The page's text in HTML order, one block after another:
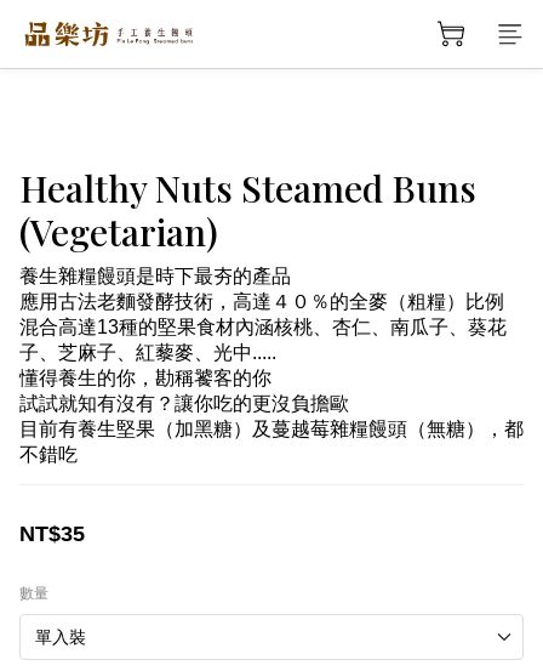
Healthy Nuts Steamed Buns
(Vegetarian)
養生雜糧饅頭是時下最夯的產品
應用古法老麵發酵技術，高達４０％的全麥（粗糧）比例
混合高達13種的堅果食材內涵核桃、杏仁、南瓜子、葵花
子、芝麻子、紅藜麥、光中.....
懂得養生的你，勘稱饕客的你
試試就知有沒有？讓你吃的更沒負擔歐
目前有養生堅果（加黑糖）及蔓越莓雜糧饅頭（無糖），都
不錯吃
NT$35
數量